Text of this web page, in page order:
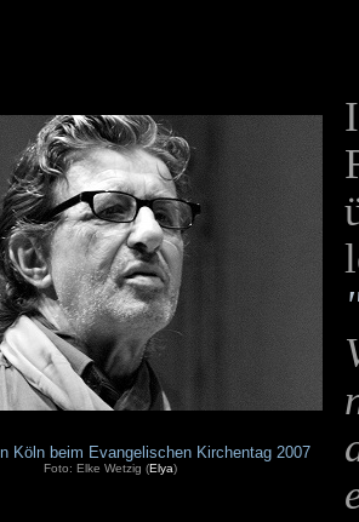
Köln beim Evangelischen Kirchentag 2007
Foto: Elke Wetzig (Elya)